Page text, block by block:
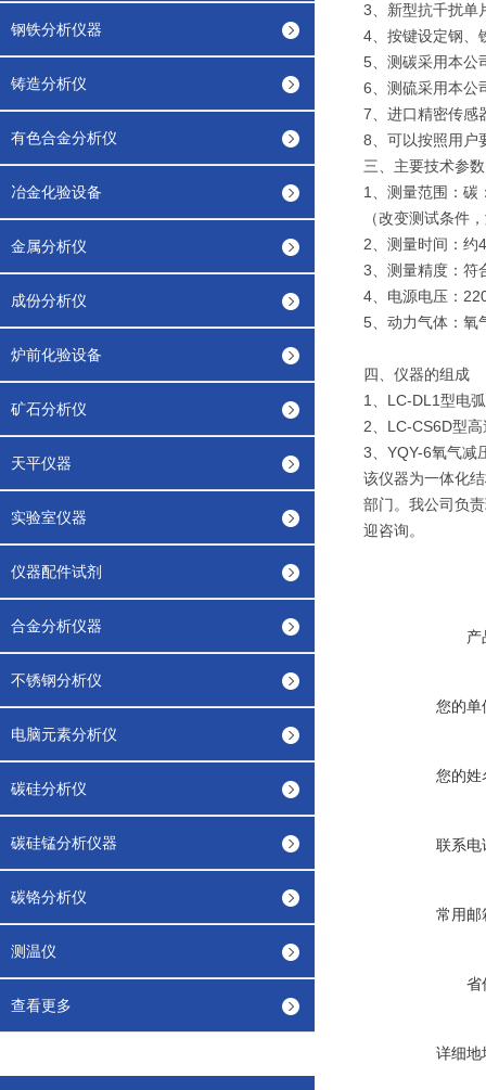
钢铁分析仪器
铸造分析仪
有色合金分析仪
冶金化验设备
金属分析仪
成份分析仪
炉前化验设备
矿石分析仪
天平仪器
实验室仪器
仪器配件试剂
合金分析仪器
不锈钢分析仪
电脑元素分析仪
碳硅分析仪
碳硅锰分析仪器
碳铬分析仪
测温仪
查看更多
3、新型抗千扰单
4、按键设定钢、
5、测碳采用本公
6、测硫采用本公
7、进口精密传感
8、可以按照用户
三、主要技术参数
1、测量范围：
（改变测试条件
2、测量时间：约
3、测量精度：符
4、电源电压：
5、动力气体：氧
四、仪器的组成
1、LC-DL1型电
2、LC-CS6D型
3、YQY-6氧气减
该仪器为一体化
部门。我公司负
迎咨询。
产
您的单
您的姓
联系电
常用邮
省
详细地